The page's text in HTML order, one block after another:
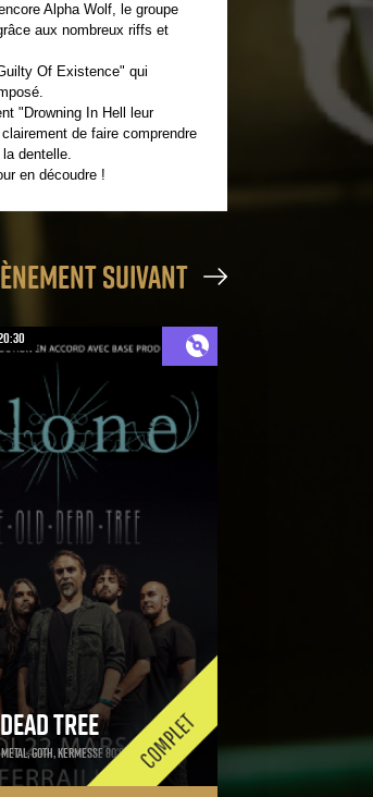
Alpha Wolf, le groupe
aux nombreux riffs et
Of Existence" qui
"Drowning In Hell leur
de faire comprendre
dentelle.
en découdre !
suivant
Tree
Goth, Kermesse 80's 90's 2000's